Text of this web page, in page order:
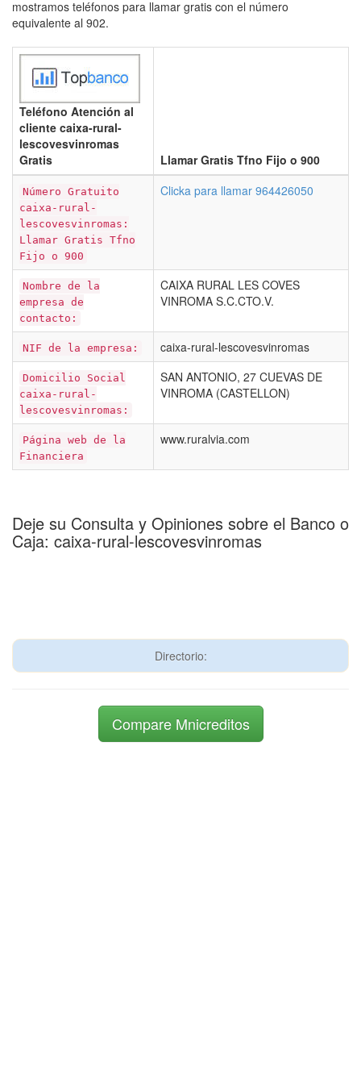
mostramos teléfonos para llamar gratis con el número
equivalente al 902.
Teléfono Atención al
cliente caixa-rural-
lescovesvinromas
Gratis
Llamar Gratis Tfno Fijo o 900
Número Gratuito
caixa-rural-
lescovesvinromas:
Llamar Gratis Tfno
Fijo o 900
Clicka para llamar 964426050
Nombre de la
empresa de
contacto:
CAIXA RURAL LES COVES
VINROMA S.C.CTO.V.
NIF de la empresa: caixa-rural-lescovesvinromas
Domicilio Social
caixa-rural-
lescovesvinromas:
SAN ANTONIO, 27 CUEVAS DE
VINROMA (CASTELLON)
Página web de la
Financiera
www.ruralvia.com
Deje su Consulta y Opiniones sobre el Banco o
Caja: caixa-rural-lescovesvinromas
Directorio:
Compare Mnicreditos